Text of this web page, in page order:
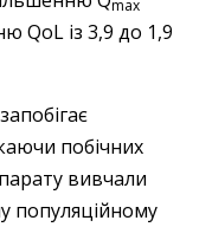
max
QoL із 3,9 до 1,9
побічних
вивчали
популяцій­ному